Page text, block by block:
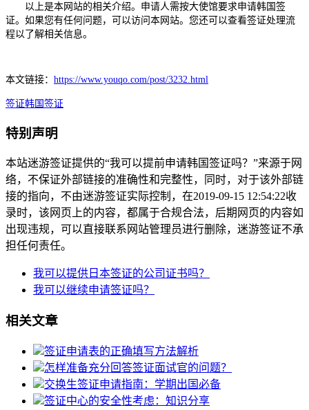
以上是本网站的相关介绍。申请人需按大使馆要求申请韩国签
证。如果您有任何问题，可以访问本网站。您还可以查看签证处理流
程以了解相关信息。
本文链接： https://www.youqo.com/post/3232.html
签证韩国签证
特别声明
本站迷游签证提供的“我可以提前申请韩国签证吗？”来源于网
络，不保证外部链接的准确性和完整性，同时，对于该外部链
接的指向，不由迷游签证实际控制，在2019-09-15 12:54:22收
录时，该网页上的内容，都属于合规合法，后期网页的内容如
出现违规，可以直接联系网站管理员进行删除，迷游签证不承
担任何责任。
我可以提供日本签证的公司证书吗？
我可以继续申请签证吗？
相关文章
签证申请表的正确填写方法解析
怎样准备充分回答签证面试官的问题？
交换生签证申请指南：学期出国必备
签证中心的安全性考虑：知识分享